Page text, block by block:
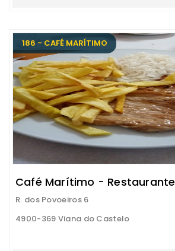
186 - CAFÉ MARÍTIMO
Café Marítimo - Restaurante
R. dos Povoeiros 6
4900-369 Viana do Castelo